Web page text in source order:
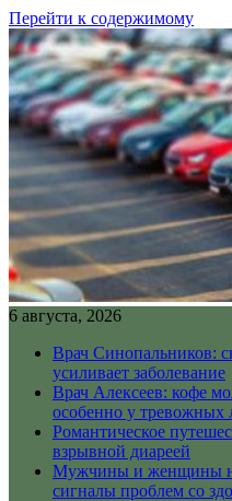
Перейти к содержимому
6 августа, 2026
Врач Синопальников:
усиливает заболевание
Врач Алексеев: кофе
особенно у тревожных
Романтическое
взрывной диареей
Мужчины и женщины
сигналы проблем со